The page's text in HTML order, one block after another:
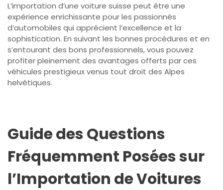
L’importation d’une voiture suisse peut être une
expérience enrichissante pour les passionnés
d’automobiles qui apprécient l’excellence et la
sophistication. En suivant les bonnes procédures et en
s’entourant des bons professionnels, vous pouvez
profiter pleinement des avantages offerts par ces
véhicules prestigieux venus tout droit des Alpes
helvétiques.
Guide des Questions
Fréquemment Posées sur
l’Importation de Voitures